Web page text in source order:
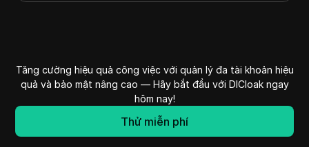
196.223.38.0
196.223.38.255
256
197.157.247.0
197.157.247.255
256
197.241.127.255
Tăng cường hiệu quả công việc với quản lý đa tài khoản hiệu
quả và bảo mật nâng cao — Hãy bắt đầu với DICloak ngay
hôm nay!
Thử miễn phí